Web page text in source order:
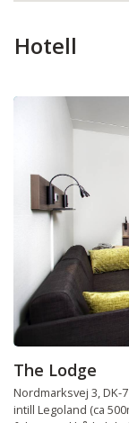
Hotell
The Lodge
Nordmarksvej 3, DK-
intill Legoland (ca